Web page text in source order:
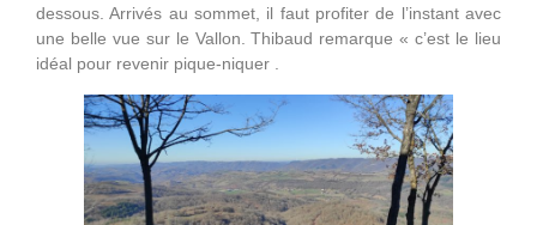
dessous. Arrivés au sommet, il faut profiter de l’instant avec
une belle vue sur le Vallon. Thibaud remarque « c’est le lieu
idéal pour revenir pique-niquer .